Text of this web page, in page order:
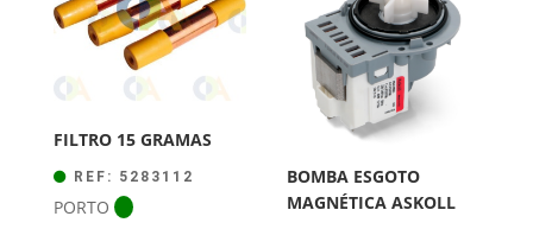
FILTRO 15 GRAMAS
REF: 5283112
PORTO
BOMBA ESGOTO
MAGNÉTICA ASKOLL